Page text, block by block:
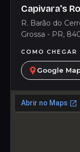
Capivara's
R. Barão do
Grossa - PR,
COMO CHEGAR
Google